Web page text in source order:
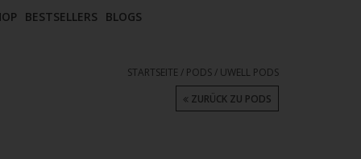
BESTSELLERS BLOGS
STARTSEITE / PODS/ UWELL PODS
ZURÜCK ZU PODS